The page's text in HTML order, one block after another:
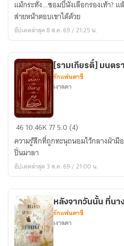
เป็น
"ซอมบี้"
ก็
ต้อง
สวย
แม้กระทั่ง...ซอมบี้นั่งเลือกรองเท้า? แล้วยังเบะปาก น้ำตาคลอเบ้า
ส่ายหน้าตอบเขาได้ด้วย
อัปเดตล่าสุด 8 ส.ค. 69 / 21:25 น.
[รามเกียรติ์]
ตรา
บันดาล
ดล
[รามเกียรติ์] มนตร
รักแฟนตาซี
เงาลดา
4610.46K775.0 (4)
ความรู้สึกที่ถูกทะนุถนอมไว้กลางฝ่า
ปิ่นมาลา
อัปเดตล่าสุด 3 ส.ค. 69 / 21:00 น.
หลังจากวันนั้น ที่นา
รักแฟนตาซี
เงาลดา